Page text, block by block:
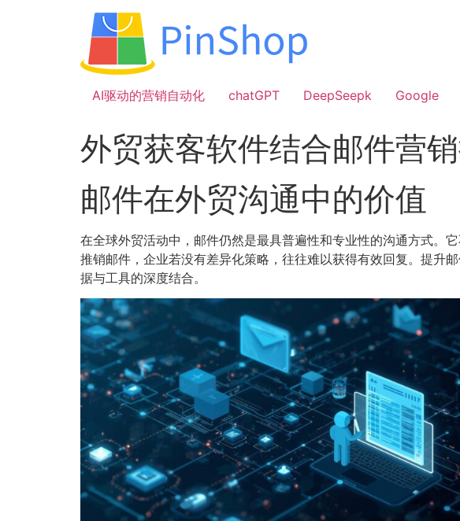
AI驱动的营销自动化
chatGPT DeepSeepk Google
外贸获客软件结合邮件营
邮件在外贸沟通中的价值
在全球外贸活动中，邮件仍然是最具普遍性和专业性的沟通方式。
推销邮件，企业若没有差异化策略，往往难以获得有效回复。提升
据与工具的深度结合。